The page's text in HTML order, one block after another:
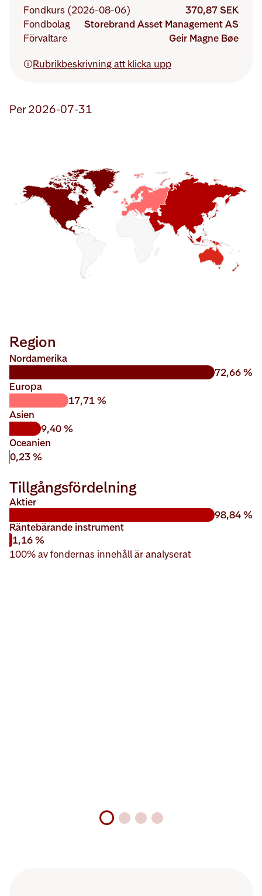
Fondkurs (2026-08-06)
370,87 SEK
Fondbolag
Storebrand Asset Management AS
Förvaltare
Geir Magne Bøe
Rubrikbeskrivning att klicka upp
Per 2026-07-31
Region
Nordamerika
72,66 %
Europa
17,71 %
Asien
9,40 %
Oceanien
0,23 %
Tillgångsfördelning
Aktier
98,84 %
Räntebärande instrument
1,16 %
100% av fondernas innehåll är analyserat